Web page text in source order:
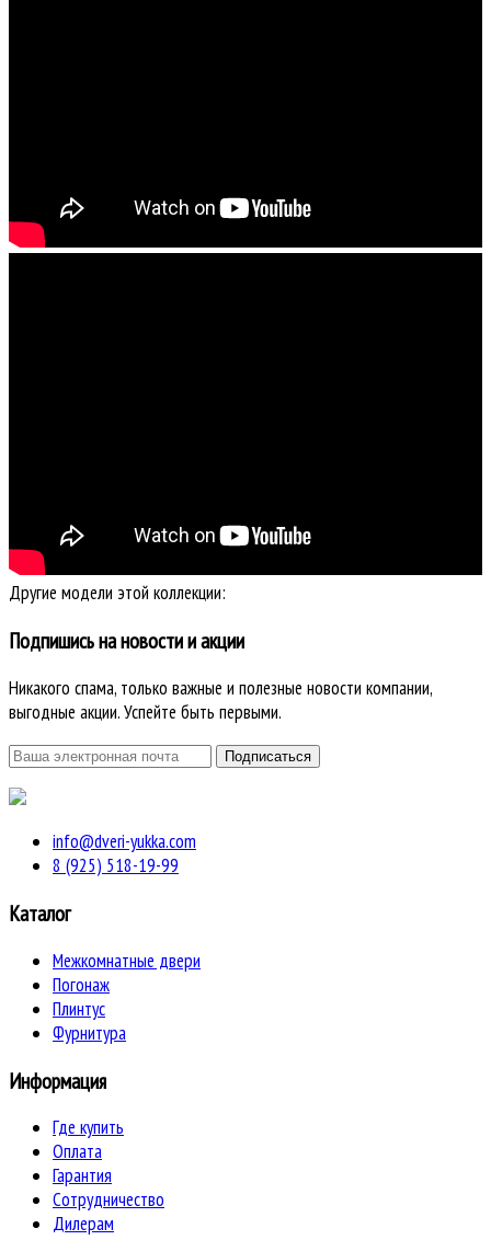
Другие модели этой коллекции:
Подпишись на новости и акции
Никакого спама, только важные и полезные новости компании,
выгодные акции. Успейте быть первыми.
info@dveri-yukka.com
8 (925) 518-19-99
Каталог
Межкомнатные двери
Погонаж
Плинтус
Фурнитура
Информация
Где купить
Оплата
Гарантия
Сотрудничество
Дилерам